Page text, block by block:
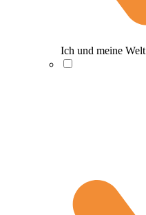
Ich und meine Welt